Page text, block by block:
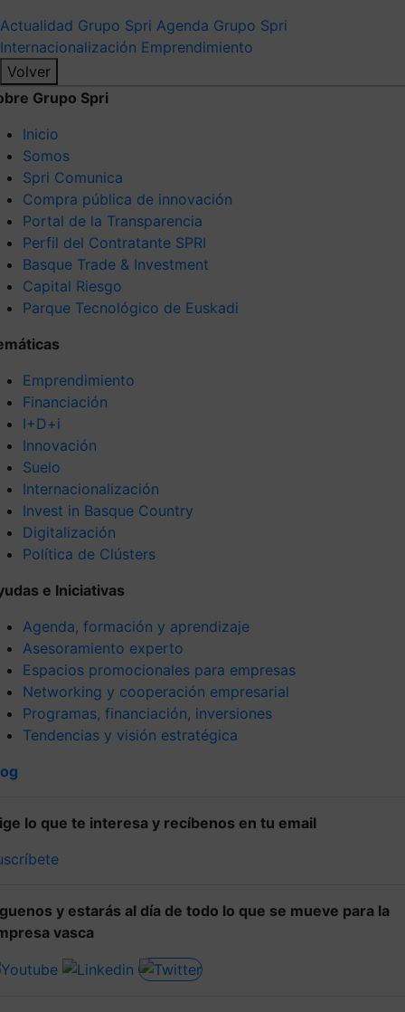
Actualidad Grupo Spri Agenda Grupo Spri
Internacionalización Emprendimiento
Volver
Grupo Spri
Inicio
Somos
Spri Comunica
Compra pública de innovación
Portal de la Transparencia
Perfil del Contratante SPRI
Basque Trade & Investment
Capital Riesgo
Parque Tecnológico de Euskadi
Emprendimiento
Financiación
I+D+i
Innovación
Suelo
Internacionalización
Invest in Basque Country
Digitalización
Política de Clústers
e Iniciativas
Agenda, formación y aprendizaje
Asesoramiento experto
Espacios promocionales para empresas
Networking y cooperación empresarial
Programas, financiación, inversiones
Tendencias y visión estratégica
lo que te interesa y recíbenos en tu email
y estarás al día de todo lo que se mueve para la
vasca